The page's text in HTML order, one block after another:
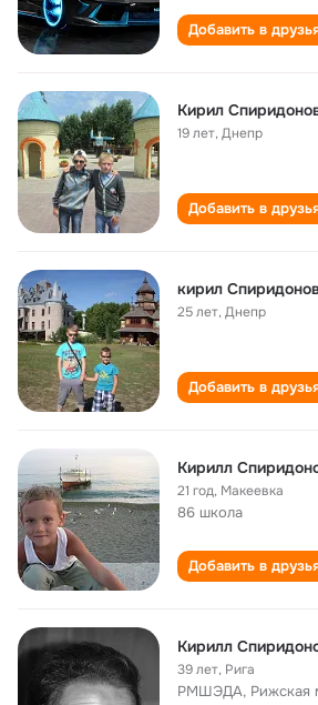
Добавить в
Кирил
19 лет,Днепр
Добавить в
кирил
25 лет,Днепр
Добавить в
Кирилл
21 год, Макеевка
86 школа
Добавить в
Кирилл
39 лет, Рига
РМШЭДА, Рижская